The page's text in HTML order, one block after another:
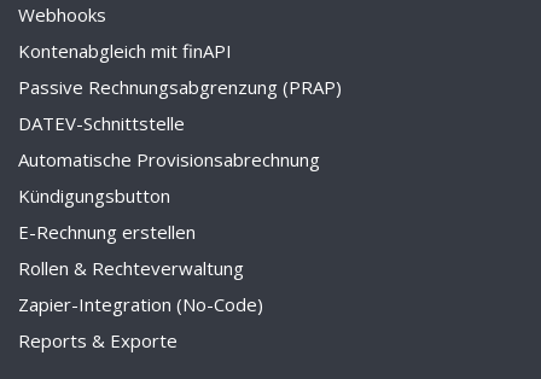
Webhooks
Kontenabgleich mit finAPI
Passive Rechnungsabgrenzung (PRAP)
DATEV-Schnittstelle
Automatische Provisionsabrechnung
Kündigungsbutton
E-Rechnung erstellen
Rollen & Rechteverwaltung
Zapier-Integration (No-Code)
Reports & Exporte